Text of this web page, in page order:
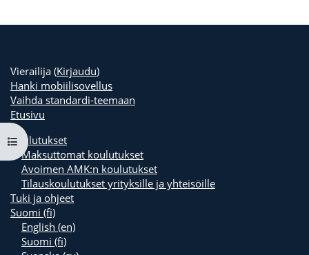
Avaa kurssisisältö
Vierailija (Kirjaudu)
Hanki mobiilisovellus
Vaihda standardi-teemaan
Etusivu
Koulutukset
Maksuttomat koulutukset
Avoimen AMK:n koulutukset
Tilauskoulutukset yrityksille ja yhteisöille
Tuki ja ohjeet
Suomi ‎(fi)‎
English ‎(en)‎
Suomi ‎(fi)‎